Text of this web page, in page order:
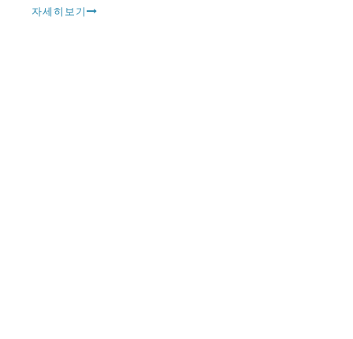
자세히보기